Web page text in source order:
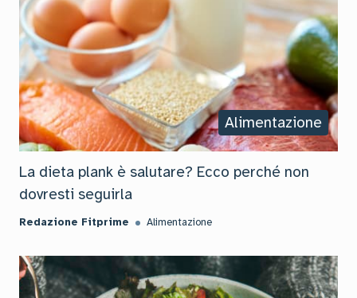
Alimentazione
La dieta plank è salutare? Ecco perché non
dovresti seguirla
Redazione Fitprime Alimentazione